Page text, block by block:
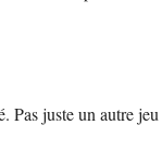
Pas juste un autre